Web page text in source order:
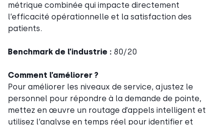
métrique combinée qui impacte directement
l’efficacité opérationnelle et la satisfaction des
patients.
Benchmark de l’industrie : 80/20
Comment l’améliorer ?
Pour améliorer les niveaux de service, ajustez le
personnel pour répondre à la demande de pointe,
mettez en œuvre un routage d’appels intelligent et
utilisez l’analyse en temps réel pour identifier et